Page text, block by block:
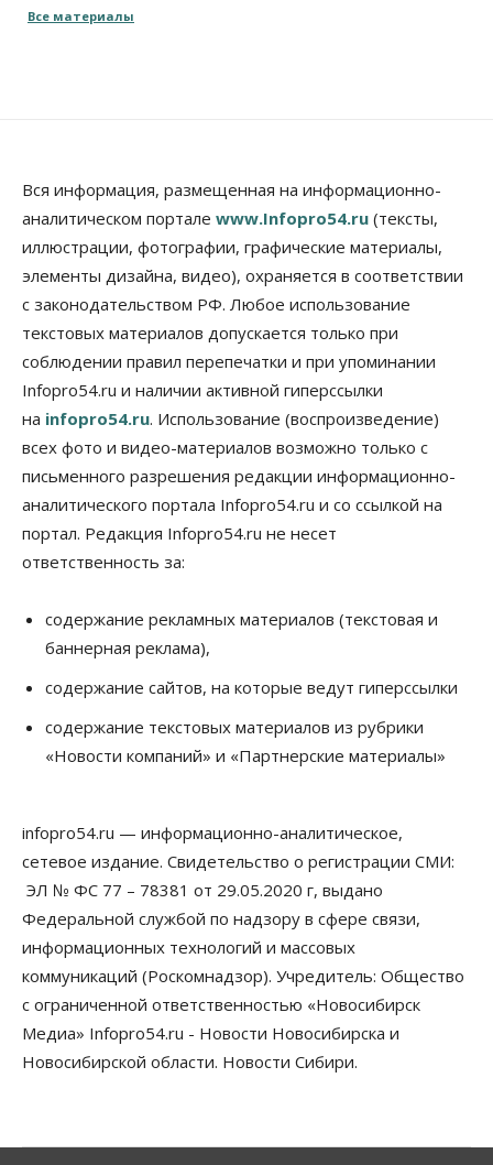
06 Августа 2026, 15:53
Бизнес
Правительство России продлило разрешение на
выпуск бензина «Евро-3»
06 Августа 2026, 14:00
Общество
«За тех, у кого от 270 баллов,
настоящая борьба»: вузы настойчиво
обзванивают новосибирских высокобалльников
перед зачислением
06 Августа 2026, 13:00
Власть
Режим ЧС ввели в Омской области из-за засухи
06 Августа 2026, 12:15
Новосибирск готовится к визиту Владимира
Путина
Бизнес Недвижимость Общество
Росреестр назвал главные причины
06 Августа 2026, 12:00
Телекоммуникации
В 16 населённых пунктах Мошковского района
Бизнес Право&Порядок
Злоумышленники опять атакуют
новосибирские компании через электронную
почту
06 Августа 2026, 11:00
Общество
Медики готовятся к второму пику активности
клещей в Новосибирской области
06 Августа 2026, 10:00
06 Августа 2026, 09:00
Все материалы
Вся информация, размещенная на информационно-
аналитическом портале www.Infopro54.ru (тексты,
иллюстрации, фотографии, графические материалы,
элементы дизайна, видео), охраняется в соответствии
с законодательством РФ. Любое использование
текстовых материалов допускается только при
соблюдении правил перепечатки и при упоминании
Infopro54.ru и наличии активной гиперссылки
на infopro54.ru. Использование (воспроизведение)
всех фото и видео-материалов возможно только с
письменного разрешения редакции информационно-
аналитического портала Infopro54.ru и со ссылкой на
портал. Редакция Infopro54.ru не несет
ответственность за:
содержание рекламных материалов (текстовая и
баннерная реклама),
содержание сайтов, на которые ведут гиперссылки
содержание текстовых материалов из рубрики
«Новости компаний» и «Партнерские материалы»
infopro54.ru — информационно-аналитическое,
сетевое издание. Свидетельство о регистрации СМИ:
ЭЛ № ФС 77 – 78381 от 29.05.2020 г, выдано
Федеральной службой по надзору в сфере связи,
информационных технологий и массовых
коммуникаций (Роскомнадзор). Учредитель: Общество
с ограниченной ответственностью «Новосибирск
Медиа» Infopro54.ru - Новости Новосибирска и
Новосибирской области. Новости Сибири.